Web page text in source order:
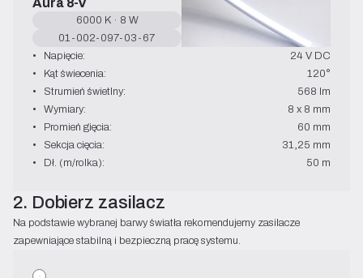
6000 K · 8 W
01-002-097-03-67
•   Napięcie:
24 V DC
•   Kąt świecenia:
120°
•   Strumień świetlny:
568 lm
•   Wymiary:
8 x 8 mm
•   Promień gięcia:
60 mm
•   Sekcja cięcia:
31,25 mm
•   Dł. (m/rolka):
50 m
2. Dobierz zasilacz
Na podstawie wybranej barwy światła rekomendujemy zasilacze
zapewniające stabilną i bezpieczną pracę systemu.